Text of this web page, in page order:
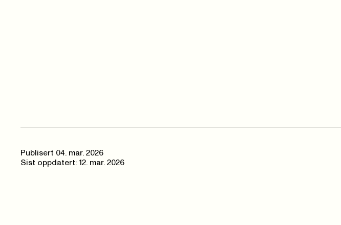
Publisert 04. mar. 2026
Sist oppdatert: 12. mar. 2026